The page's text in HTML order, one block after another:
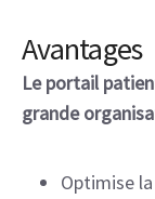
Avantages
Le portail
grande
Optimise